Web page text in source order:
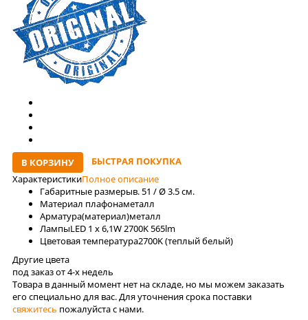
В КОРЗИНУ
БЫСТРАЯ ПОКУПКА
ХарактеристикиПолное описание
Габаритные размерыв. 51 / Ø 3.5 см.
Материал плафонаметалл
Арматура(материал)металл
ЛaмпыLED 1 x 6,1W 2700K 565lm
Цветовая температура2700K (теплый белый)
Другие цвета
под заказ от 4-x недель
Товара в данный момент нет на складе, но мы можем заказать
его специально для вас. Для уточнения срока поставки
свяжитесь пожалуйста с нами.